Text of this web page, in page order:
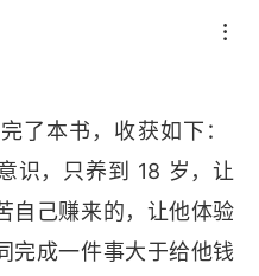
##
核心原则 ```以
什么？2. 哪个判断可
了本书，收获如下：
识，只养到 18 岁，让
自己赚来的，让他体验
完成一件事大于给他钱